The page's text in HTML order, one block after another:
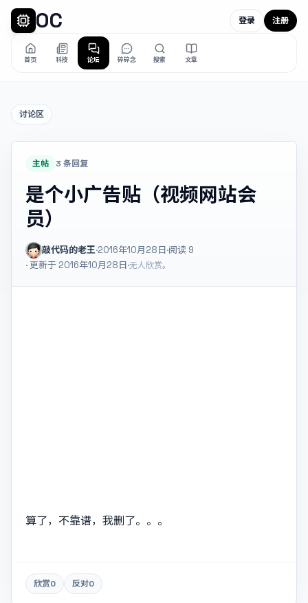
OC
首页 科技 论坛 碎碎念 搜索 文章
登录 注册
讨论区
主帖 3 条回复
是个小广告贴（视频网站会
员）
敲代码的老王·2016年10月28日·阅读 9
· 更新于 2016年10月28日·无人欣赏。
算了，不靠谱，我删了。。。
欣赏0 反对0